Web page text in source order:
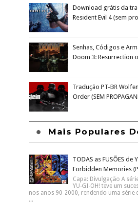
Download grátis da
Resident Evil 4 (sem
Senhas, Códigos e
Doom 3: Resurrection
Tradução PT-BR
Order (SEM
Mais Populares
TODAS as FUSÕES de
Forbidden Memories
Capa: Divulgação A
YU-GI-OH! teve um
nos anos 90-2000, rendendo uma série
...